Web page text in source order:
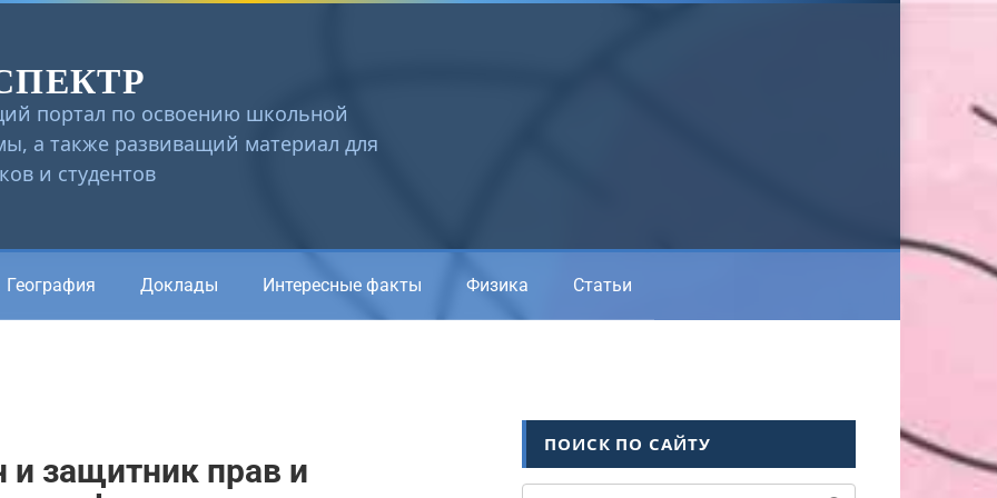
портал по освоению школьной
а также развиващий материал для
и студентов
География Доклады Интересные факты Физика Статьи
защитник прав и
ПОИСК ПО САЙТУ